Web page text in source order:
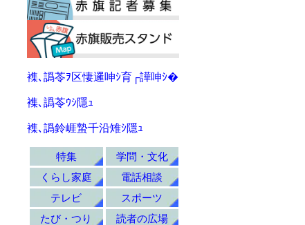
襍､譌苓ｦ区悽邏呻ｼ育┌譁呻ｼ�
襍､譌苓ｳｼ隱ｭ
襍､譌鈴崕蟄千沿雉ｼ隱ｭ
特集
学問・文化
くらし家庭
電話相談
テレビ
スポーツ
たび・つり
読者の広場